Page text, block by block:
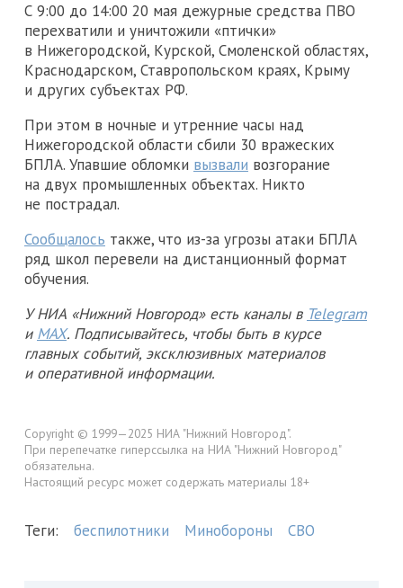
С 9:00 до 14:00 20 мая дежурные средства ПВО
перехватили и уничтожили «птички»
в Нижегородской, Курской, Смоленской областях,
Краснодарском, Ставропольском краях, Крыму
и других субъектах РФ.
При этом в ночные и утренние часы над
Нижегородской области сбили 30 вражеских
БПЛА. Упавшие обломки вызвали возгорание
на двух промышленных объектах. Никто
не пострадал.
Сообщалось также, что из-за угрозы атаки БПЛА
ряд школ перевели на дистанционный формат
обучения.
У НИА «Нижний Новгород» есть каналы в Telegram
и MAX. Подписывайтесь, чтобы быть в курсе
главных событий, эксклюзивных материалов
и оперативной информации.
Copyright © 1999—2025 НИА "Нижний Новгород".
При перепечатке гиперссылка на НИА "Нижний Новгород"
обязательна.
Настоящий ресурс может содержать материалы 18+
Теги: беспилотники Минобороны СВО